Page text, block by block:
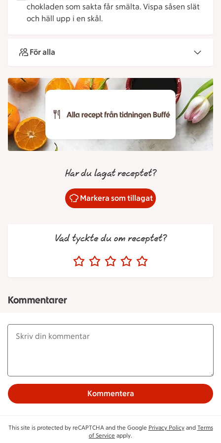
chokladen som sakta får smälta. Vispa såsen slät
och häll upp i en skål.
För alla
Har du lagat receptet?
Markera som tillagat
Vad tyckte du om receptet?
Kommentarer
Kommentera
This site is protected by reCAPTCHA and the Google Privacy Policyand Terms
of Service apply.